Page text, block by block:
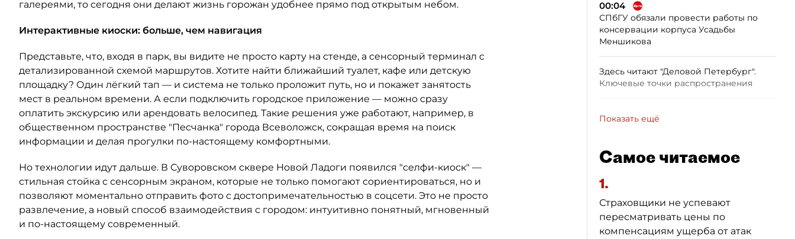
галереями, то сегодня они делают жизнь горожан удобнее прямо под открытым небом.
Интерактивные киоски: больше, чем навигация
Представьте, что, входя в парк, вы видите не просто карту на стенде, а сенсорный терминал с
детализированной схемой маршрутов. Хотите найти ближайший туалет, кафе или детскую
площадку? Один лёгкий тап — и система не только проложит путь, но и покажет занятость
мест в реальном времени. А если подключить городское приложение — можно сразу
оплатить экскурсию или арендовать велосипед. Такие решения уже работают, например, в
общественном пространстве "Песчанка" города Всеволожск, сокращая время на поиск
информации и делая прогулки по-настоящему комфортными.
Но технологии идут дальше. В Суворовском сквере Новой Ладоги появился "селфи-киоск" —
стильная стойка с сенсорным экраном, которые не только помогают сориентироваться, но и
позволяют моментально отправить фото с достопримечательностью в соцсети. Это не просто
развлечение, а новый способ взаимодействия с городом: интуитивно понятный, мгновенный
и по-настоящему современный.
00:04
СПбГУ обязали провести работы по
консервации корпуса Усадьбы
Меншикова
Здесь читают "Деловой Петербург".
Ключевые точки распространения
Показать ещё
Самое читаемое
1.
Страховщики не успевают
пересматривать цены по
компенсациям ущерба от атак